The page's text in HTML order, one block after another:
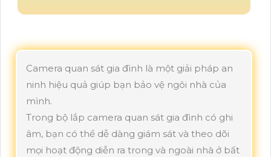
Camera quan sát gia đình là một giải pháp an
ninh hiệu quả giúp bạn bảo vệ ngôi nhà của
mình.
Trong bộ lắp camera quan sát gia đình có ghi
âm, bạn có thể dễ dàng giám sát và theo dõi
mọi hoạt động diễn ra trong và ngoài nhà ở bất